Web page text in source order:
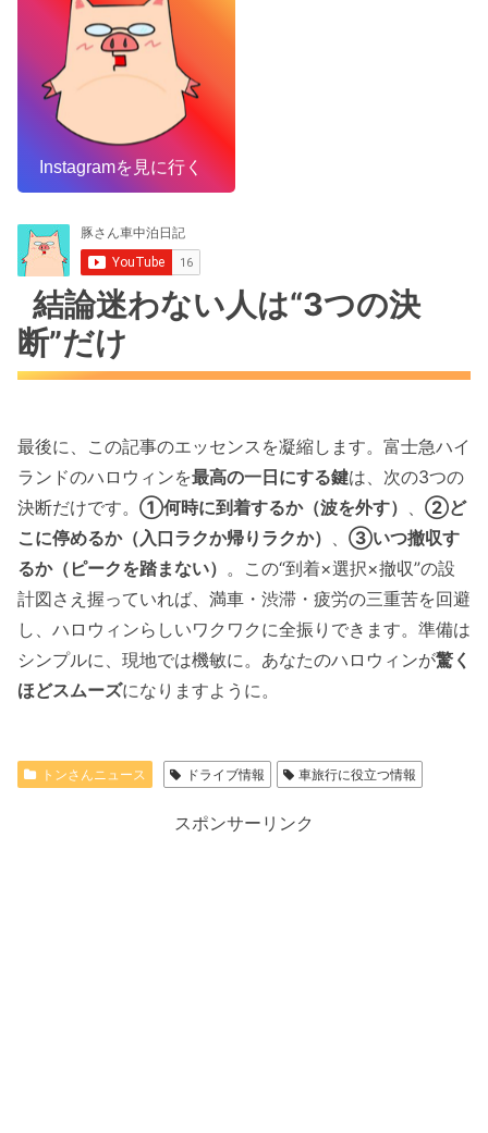
Instagramを見に行く
結論迷わない人は“3つの決
断”だけ
最後に、この記事のエッセンスを凝縮します。富士急ハイ
ランドのハロウィンを最高の一日にする鍵は、次の3つの
決断だけです。 ①何時に到着するか（波を外す）
②ど
こに停めるか（入口ラクか帰りラクか）
③いつ撤収す
るか（ピークを踏まない） 。この“到着×選択×撤収”の設
計図さえ握っていれば、満車・渋滞・疲労の三重苦を回避
し、ハロウィンらしいワクワクに全振りできます。準備は
シンプルに、現地では機敏に。あなたのハロウィンが驚く
ほどスムーズになりますように。
トンさんニュース ドライブ情報 車旅行に役立つ情報
スポンサーリンク